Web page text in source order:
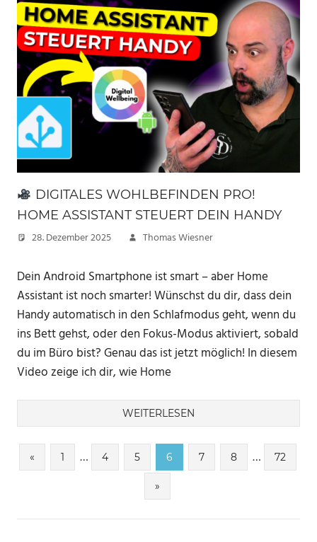
DIGITALES WOHLBEFINDEN PRO!
HOME ASSISTANT STEUERT DEIN HANDY
28. Dezember 2025 Thomas Wiesner
Dein Android Smartphone ist smart – aber Home
Assistant ist noch smarter! Wünschst du dir, dass dein
Handy automatisch in den Schlafmodus geht, wenn du
ins Bett gehst, oder den Fokus-Modus aktiviert, sobald
du im Büro bist? Genau das ist jetzt möglich! In diesem
Video zeige ich dir, wie Home
WEITERLESEN
Seitennummerierung
Beiträge
«Vorherige
Beiträge
1 … 4 5 6 7 8 … 72
Nächste
Beiträge
»